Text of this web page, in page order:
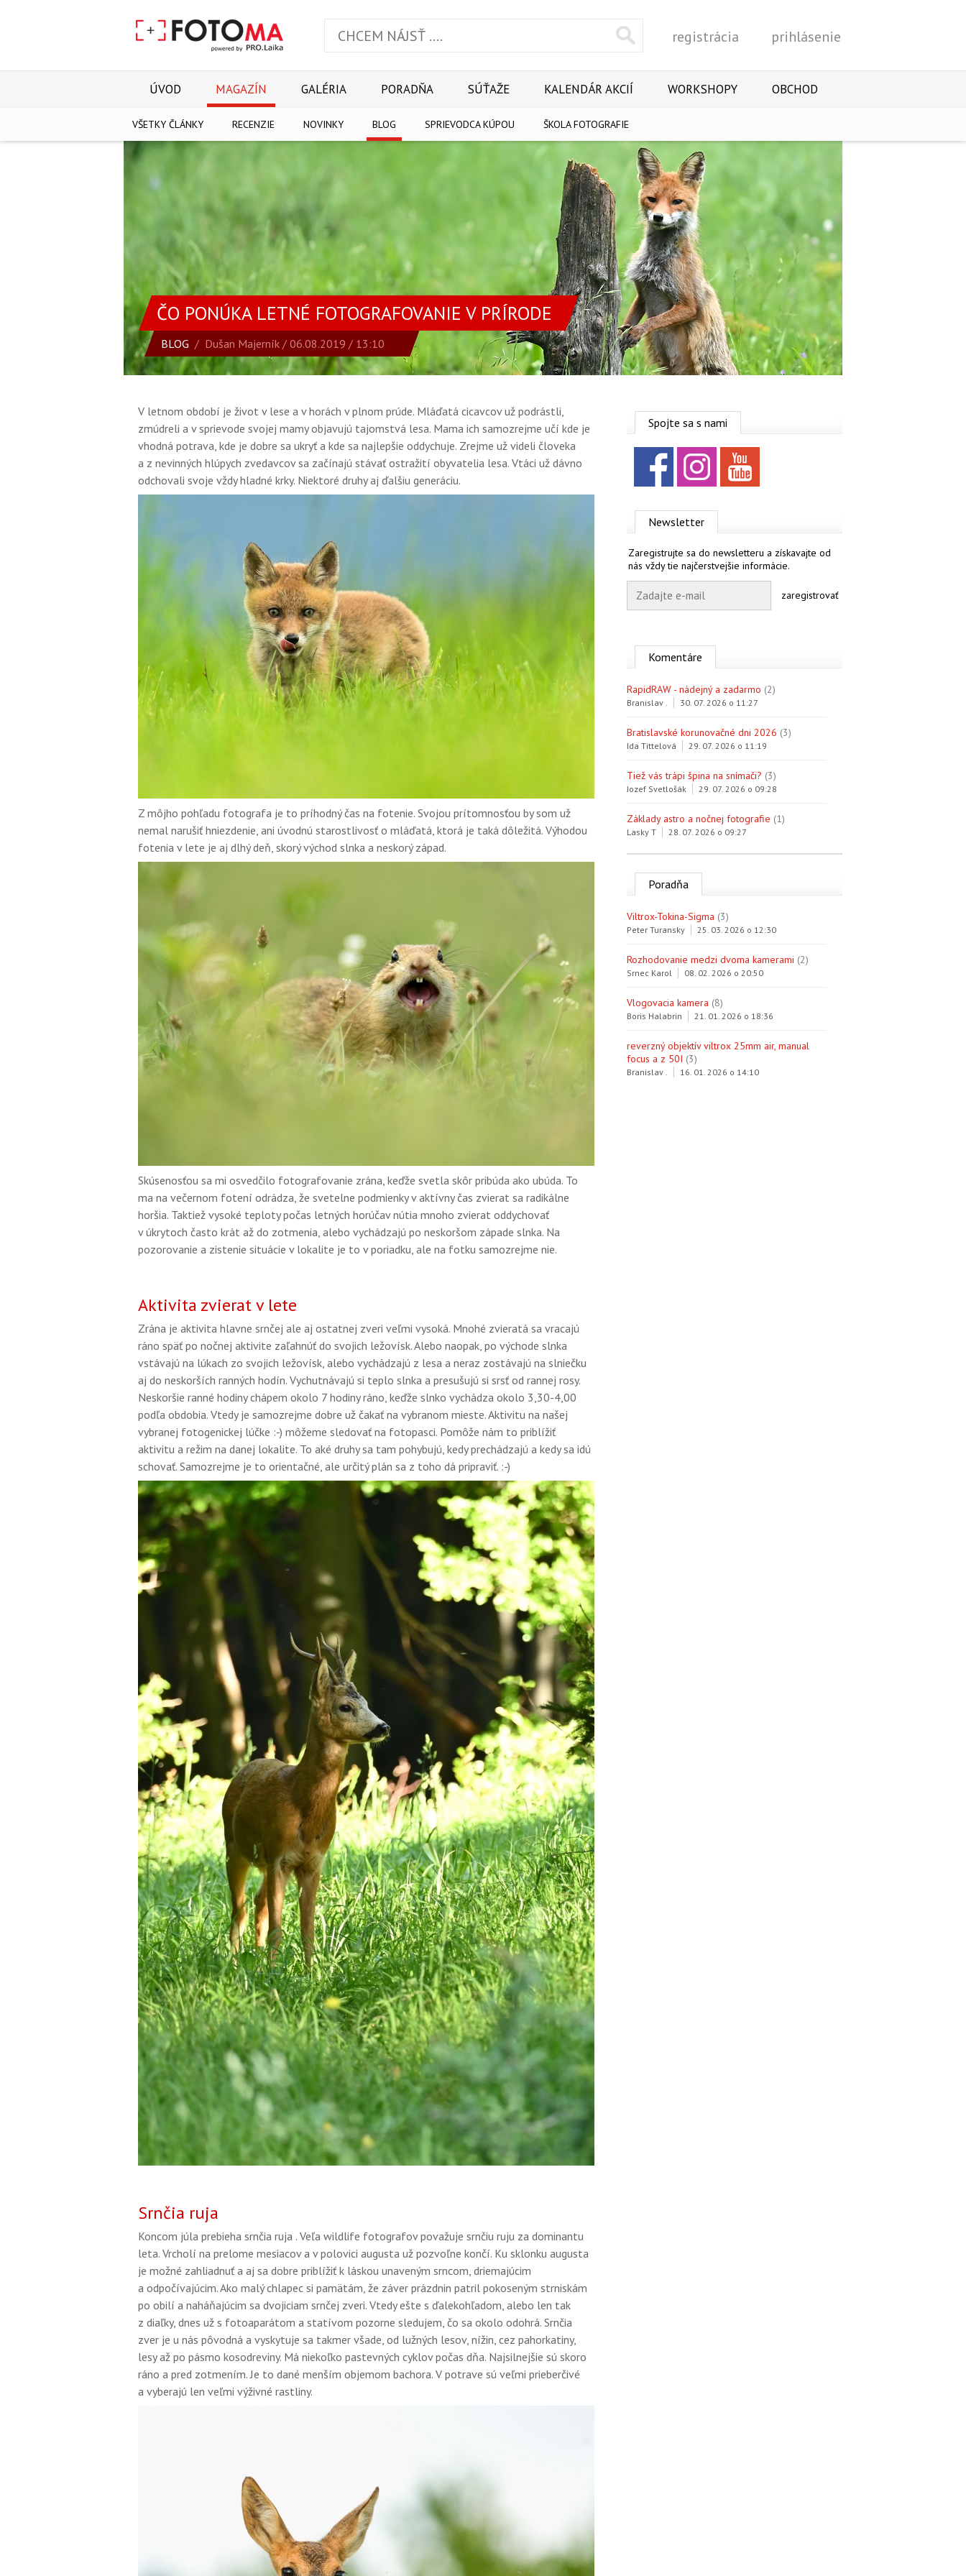
Vyhľadať
registrácia prihlásenie
ÚVOD MAGAZÍN
VŠETKY ČLÁNKY RECENZIE NOVINKY BLOG SPRIEVODCA KÚPOU ŠKOLA FOTOGRAFIE
GALÉRIA PORADŇA SÚŤAŽE KALENDÁR AKCIÍ WORKSHOPY OBCHOD
ČO PONÚKA LETNÉ FOTOGRAFOVANIE V PRÍRODE
BLOG / Dušan Majerník/ 06.08.2019 / 13:10
V letnom období je život v lese a v horách v plnom prúde. Mláďatá cicavcov už podrástli,
zmúdreli a v sprievode svojej mamy objavujú tajomstvá lesa. Mama ich samozrejme učí kde je
vhodná potrava, kde je dobre sa ukryť a kde sa najlepšie oddychuje. Zrejme už videli človeka
a z nevinných hlúpych zvedavcov sa začínajú stávať ostražití obyvatelia lesa. Vtáci už dávno
odchovali svoje vždy hladné krky. Niektoré druhy aj ďalšiu generáciu.
Z môjho pohľadu fotografa je to príhodný čas na fotenie. Svojou prítomnosťou by som už
nemal narušiť hniezdenie, ani úvodnú starostlivosť o mláďatá, ktorá je taká dôležitá. Výhodou
fotenia v lete je aj dlhý deň, skorý východ slnka a neskorý západ.
Skúsenosťou sa mi osvedčilo fotografovanie zrána, keďže svetla skôr pribúda ako ubúda. To
ma na večernom fotení odrádza, že svetelne podmienky v aktívny čas zvierat sa radikálne
horšia. Taktiež vysoké teploty počas letných horúčav nútia mnoho zvierat oddychovať
v úkrytoch často krát až do zotmenia, alebo vychádzajú po neskoršom západe slnka. Na
pozorovanie a zistenie situácie v lokalite je to v poriadku, ale na fotku samozrejme nie.
Aktivita zvierat v lete
Zrána je aktivita hlavne srnčej ale aj ostatnej zveri veľmi vysoká. Mnohé zvieratá sa vracajú
ráno späť po nočnej aktivite zaľahnúť do svojich ležovísk. Alebo naopak, po východe slnka
vstávajú na lúkach zo svojich ležovísk, alebo vychádzajú z lesa a neraz zostávajú na slniečku
aj do neskorších ranných hodín. Vychutnávajú si teplo slnka a presušujú si srsť od rannej rosy.
Neskoršie ranné hodiny chápem okolo 7 hodiny ráno, keďže slnko vychádza okolo 3,30-4,00
podľa obdobia. Vtedy je samozrejme dobre už čakať na vybranom mieste. Aktivitu na našej
vybranej fotogenickej lúčke :-) môžeme sledovať na fotopasci. Pomôže nám to priblížiť
aktivitu a režim na danej lokalite. To aké druhy sa tam pohybujú, kedy prechádzajú a kedy sa idú
schovať. Samozrejme je to orientačné, ale určitý plán sa z toho dá pripraviť. :-)
Srnčia ruja
Koncom júla prebieha srnčia ruja . Veľa wildlife fotografov považuje srnčiu ruju za dominantu
leta. Vrcholí na prelome mesiacov a v polovici augusta už pozvoľne končí. Ku sklonku augusta
je možné zahliadnuť a aj sa dobre priblížiť k láskou unaveným srncom, driemajúcim
a odpočívajúcim. Ako malý chlapec si pamätám, že záver prázdnin patril pokoseným strniskám
po obilí a naháňajúcim sa dvojiciam srnčej zveri. Vtedy ešte s ďalekohľadom, alebo len tak
z diaľky, dnes už s fotoaparátom a statívom pozorne sledujem, čo sa okolo odohrá. Srnčia
zver je u nás pôvodná a vyskytuje sa takmer všade, od lužných lesov, nížin, cez pahorkatiny,
lesy až po pásmo kosodreviny. Má niekoľko pastevných cyklov počas dňa. Najsilnejšie sú skoro
ráno a pred zotmením. Je to dané menším objemom bachora. V potrave sú veľmi prieberčivé
a vyberajú len veľmi výživné rastliny.
Spojte sa s nami
Facebook
Newsletter
Zaregistrujte sa do newsletteru a získavajte od
nás vždy tie najčerstvejšie informácie.
zaregistrovať
Komentáre
RapidRAW - nádejný a zadarmo (2)
Branislav . 30. 07. 2026 o 11:27
Bratislavské korunovačné dni 2026 (3)
Ida Tittelová 29. 07. 2026 o 11:19
Tiež vás trápi špina na snímači? (3)
Jozef Svetlošák 29. 07. 2026 o 09:28
Základy astro a nočnej fotografie (1)
Lasky T 28. 07. 2026 o 09:27
Poradňa
Viltrox-Tokina-Sigma (3)
Peter Turansky 25. 03. 2026 o 12:30
Rozhodovanie medzi dvoma kamerami (2)
Srnec Karol 08. 02. 2026 o 20:50
Vlogovacia kamera (8)
Boris Halabrin 21. 01. 2026 o 18:36
reverzný objektív viltrox 25mm air, manual
focus a z 50I (3)
Branislav . 16. 01. 2026 o 14:10